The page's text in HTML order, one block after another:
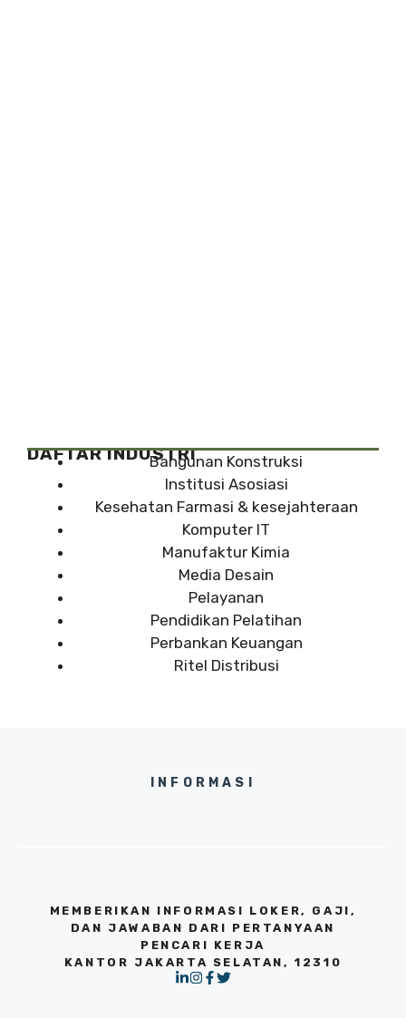
DAFTAR INDUSTRIBangunan Konstruksi
Institusi Asosiasi
Kesehatan Farmasi & kesejahteraan
Komputer IT
Manufaktur Kimia
Media Desain
Pelayanan
Pendidikan Pelatihan
Perbankan Keuangan
Ritel Distribusi
INFORMASI
MEMBERIKAN INFORMASI LOKER, GAJI,
DAN JAWABAN DARI PERTANYAAN
PENCARI KERJA
KANTOR JAKARTA SELATAN, 12310